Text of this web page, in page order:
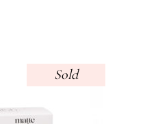
Sold